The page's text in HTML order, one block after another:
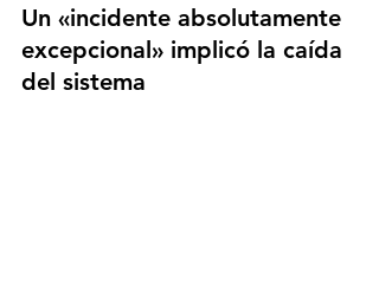
Un «incidente absolutamente
excepcional» implicó la caída
del sistema